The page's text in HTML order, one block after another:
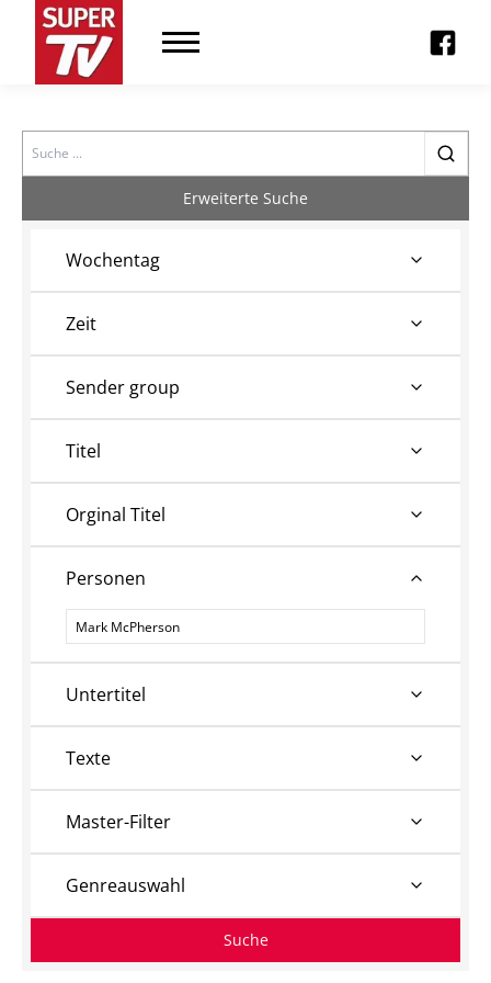
Search
Erweiterte Suche
Wochentag
Zeit
Sender group
Titel
Orginal Titel
Personen
Personen
Untertitel
Texte
Master-Filter
Genreauswahl
Suche